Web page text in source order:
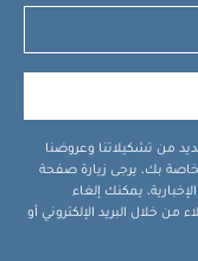
من تشكيلاتنا وعروضنا
بك، يرجى زيارة صفحة
يمكنك إلغاء
خلال البريد الإلكتروني أو